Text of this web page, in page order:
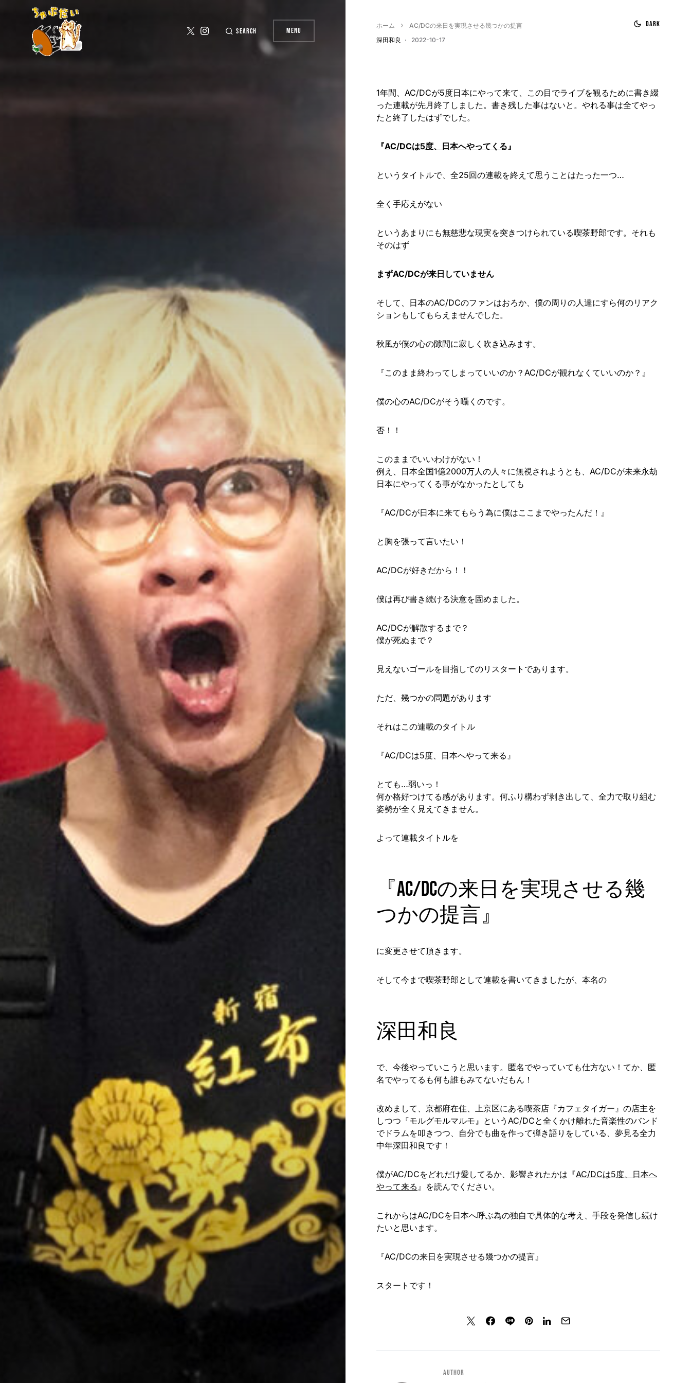
Search Menu
ホーム
AC/DCの来日を実現させる幾つかの提言
深田和良
2022-10-17
Dark
1年間、AC/DCが5度日本にやって来て、この目でライブを観るために書き綴
った連載が先月終了しました。書き残した事はないと。やれる事は全てやっ
たと終了したはずでした。
『AC/DCは5度、日本へやってくる』
というタイトルで、全25回の連載を終えて思うことはたった一つ…
全く手応えがない
というあまりにも無慈悲な現実を突きつけられている喫茶野郎です。それも
そのはず
まずAC/DCが来日していません
そして、日本のAC/DCのファンはおろか、僕の周りの人達にすら何のリアク
ションもしてもらえませんでした。
秋風が僕の心の隙間に寂しく吹き込みます。
『このまま終わってしまっていいのか？AC/DCが観れなくていいのか？』
僕の心のAC/DCがそう囁くのです。
否！！
このままでいいわけがない！
例え、日本全国1億2000万人の人々に無視されようとも、AC/DCが未来永劫
日本にやってくる事がなかったとしても
『AC/DCが日本に来てもらう為に僕はここまでやったんだ！』
と胸を張って言いたい！
AC/DCが好きだから！！
僕は再び書き続ける決意を固めました。
AC/DCが解散するまで？
僕が死ぬまで？
見えないゴールを目指してのリスタートであります。
ただ、幾つかの問題があります
それはこの連載のタイトル
『AC/DCは5度、日本へやって来る』
とても…弱いっ！
何か格好つけてる感があります。何ふり構わず剥き出して、全力で取り組む
姿勢が全く見えてきません。
よって連載タイトルを
『AC/DCの来日を実現させる幾
つかの提言』
に変更させて頂きます。
そして今まで喫茶野郎として連載を書いてきましたが、本名の
深田和良
で、今後やっていこうと思います。匿名でやっていても仕方ない！てか、匿
名でやってるも何も誰もみてないだもん！
改めまして、京都府在住、上京区にある喫茶店『カフェタイガー』の店主を
しつつ『モルグモルマルモ』というAC/DCと全くかけ離れた音楽性のバンド
でドラムを叩きつつ、自分でも曲を作って弾き語りをしている、夢見る全力
中年深田和良です！
僕がAC/DCをどれだけ愛してるか、影響されたかは『AC/DCは5度、日本へ
やって来る 』を読んでください。
これからはAC/DCを日本へ呼ぶ為の独自で具体的な考え、手段を発信し続け
たいと思います。
『AC/DCの来日を実現させる幾つかの提言』
スタートです！
Author